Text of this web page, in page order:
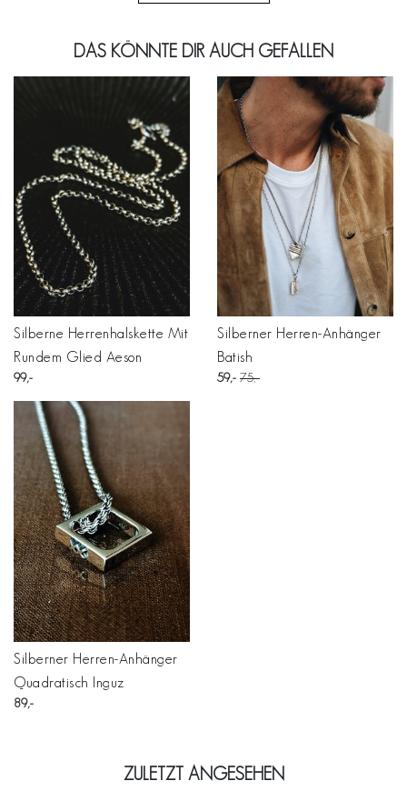
DAS KÖNNTE DIR AUCH GEFALLEN
Silberne Herrenhalskette Mit
Rundem Glied Aeson
99
Silberner Herren-Anhänger
Batish
59 75
Silberner Herren-Anhänger
Quadratisch Inguz
89
ZULETZT ANGESEHEN